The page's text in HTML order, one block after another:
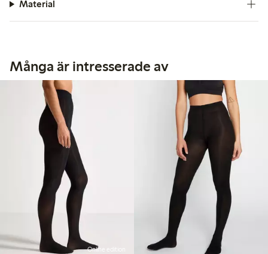
Material
Många är intresserade av
Online edition